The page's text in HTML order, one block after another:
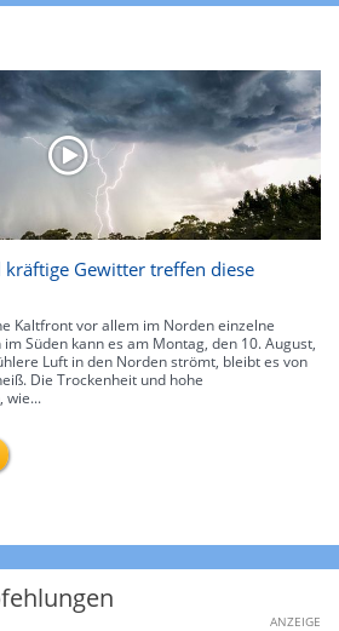
kräftige Gewitter treffen diese
Kaltfront vor allem im Norden einzelne
Süden kann es am Montag, den 10. August,
Luft in den Norden strömt, bleibt es von
Die Trockenheit und hohe
wie...
ANZEIGE